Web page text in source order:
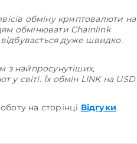
обміну криптовалюти на
обмінювати Chainlink
відбувається дуже швидко.
з найпросунутіших,
світі. Їх обмін LINK на USD
на сторінці Відгуки.